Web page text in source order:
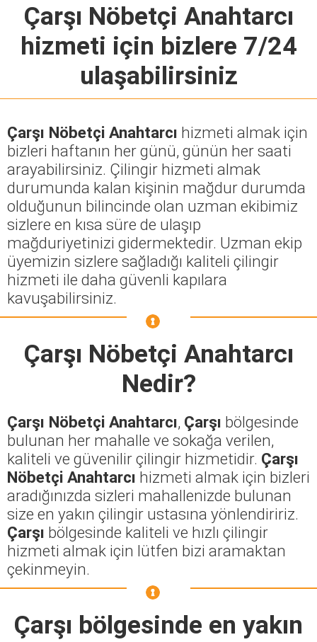
Çarşı Nöbetçi Anahtarcı
hizmeti için bizlere 7/24
ulaşabilirsiniz
Çarşı Nöbetçi Anahtarcı hizmeti almak için
bizleri haftanın her günü, günün her saati
arayabilirsiniz. Çilingir hizmeti almak
durumunda kalan kişinin mağdur durumda
olduğunun bilincinde olan uzman ekibimiz
sizlere en kısa süre de ulaşıp
mağduriyetinizi gidermektedir. Uzman ekip
üyemizin sizlere sağladığı kaliteli çilingir
hizmeti ile daha güvenli kapılara
kavuşabilirsiniz.
Çarşı Nöbetçi Anahtarcı
Nedir?
Çarşı Nöbetçi Anahtarcı, Çarşı bölgesinde
bulunan her mahalle ve sokağa verilen,
kaliteli ve güvenilir çilingir hizmetidir. Çarşı
Nöbetçi Anahtarcı hizmeti almak için bizleri
aradığınızda sizleri mahallenizde bulunan
size en yakın çilingir ustasına yönlendiririz.
Çarşı bölgesinde kaliteli ve hızlı çilingir
hizmeti almak için lütfen bizi aramaktan
çekinmeyin.
Çarşı bölgesinde en yakın